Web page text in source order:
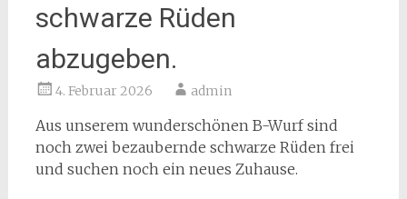
schwarze Rüden
abzugeben.
4. Februar 2026 admin
Aus unserem wunderschönen B-Wurf sind
noch zwei bezaubernde schwarze Rüden frei
und suchen noch ein neues Zuhause.